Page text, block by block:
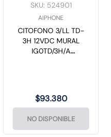
SKU: 524901
AIPHONE
CITOFONO 3/LL TD-
3H 12VDC MURAL
IG0TD/3H/A
$93.380
NO DISPONIBLE